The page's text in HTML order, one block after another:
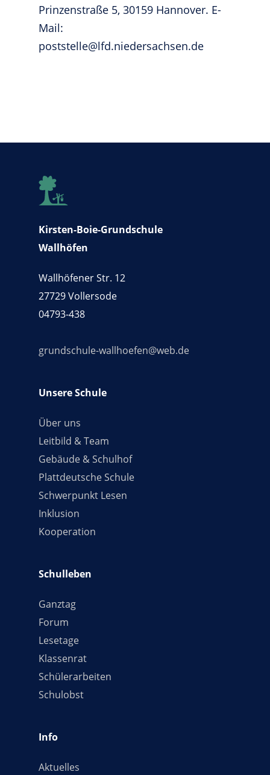
Prinzenstraße 5, 30159 Hannover. E-
Mail:
poststelle@lfd.niedersachsen.de
Kirsten-Boie-Grundschule
Wallhöfen
Wallhöfener Str. 12
27729 Vollersode
04793-438
grundschule-wallhoefen@web.de
Unsere Schule
Über uns
Leitbild & Team
Gebäude & Schulhof
Plattdeutsche Schule
Schwerpunkt Lesen
Inklusion
Kooperation
Schulleben
Ganztag
Forum
Lesetage
Klassenrat
Schülerarbeiten
Schulobst
Info
Aktuelles